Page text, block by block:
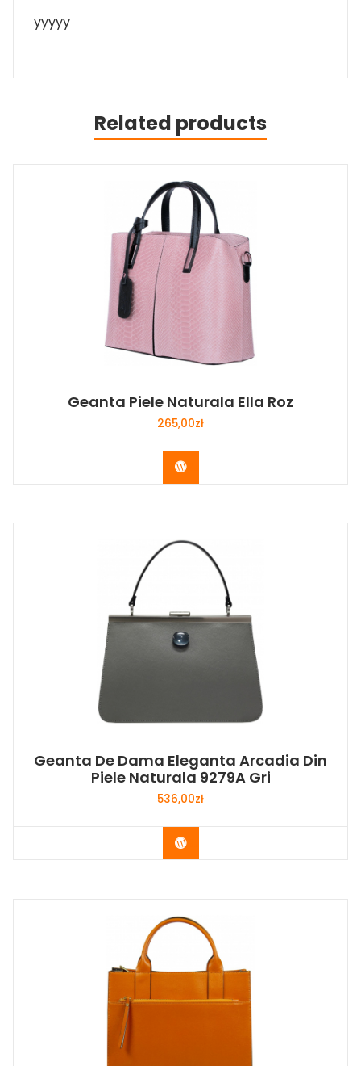
yyyyy
Related products
Geanta Piele Naturala Ella Roz
265,00zł
Buy Now
Geanta De Dama Eleganta Arcadia Din
Piele Naturala 9279A Gri
536,00zł
Buy Now